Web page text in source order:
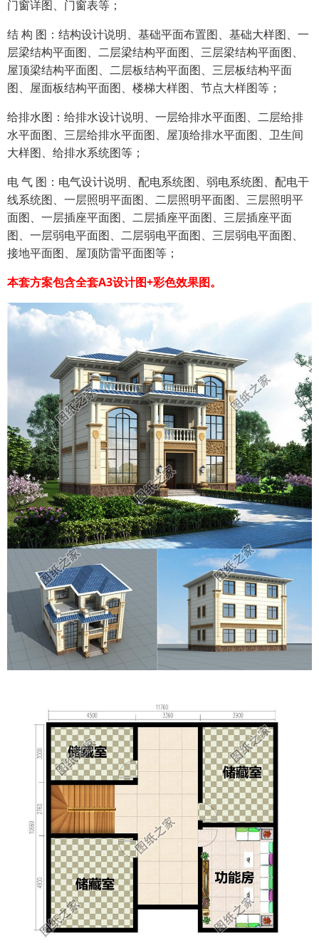
门窗详图、门窗表等；
结 构 图：结构设计说明、基础平面布置图、基础大样图、一
层梁结构平面图、二层梁结构平面图、三层梁结构平面图、
屋顶梁结构平面图、二层板结构平面图、三层板结构平面
图、屋面板结构平面图、楼梯大样图、节点大样图等；
给排水图：给排水设计说明、一层给排水平面图、二层给排
水平面图、三层给排水平面图、屋顶给排水平面图、卫生间
大样图、给排水系统图等；
电 气 图：电气设计说明、配电系统图、弱电系统图、配电干
线系统图、一层照明平面图、二层照明平面图、三层照明平
面图、一层插座平面图、二层插座平面图、三层插座平面
图、一层弱电平面图、二层弱电平面图、三层弱电平面图、
接地平面图、屋顶防雷平面图等；
本套方案包含全套A3设计图+彩色效果图。